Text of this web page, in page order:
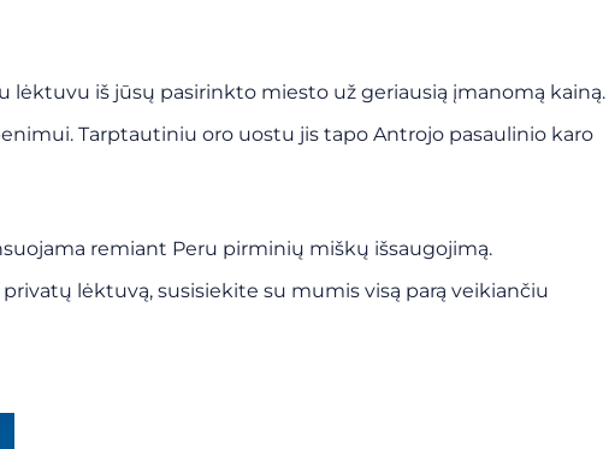
lėktuvu iš jūsų pasirinkto miesto už geriausią įmanomą kainą.
Tarptautiniu oro uostu jis tapo Antrojo pasaulinio karo
remiant Peru pirminių miškų išsaugojimą.
lėktuvą, susisiekite su mumis visą parą veikiančiu